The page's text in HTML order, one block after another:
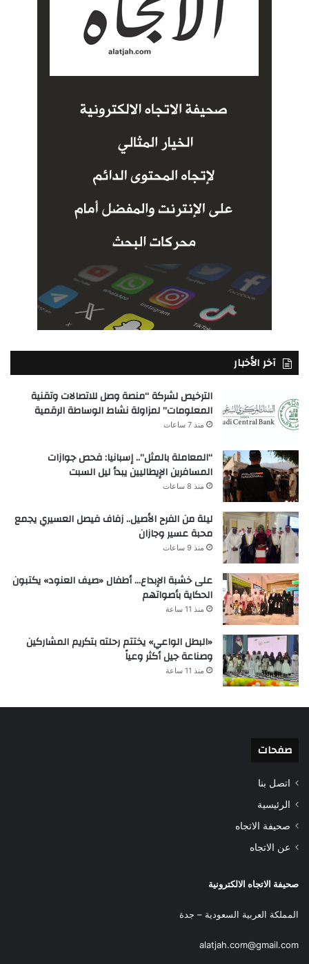
آخر الأخبار
الترخيص لشركة “منصة وصل للاتصالات وتقنية
المعلومات” لمزاولة نشاط الوساطة الرقمية
منذ 7 ساعات
“المعاملة بالمثل”.. إسبانيا: فحص جوازات
المسافرين الإيطاليين يبدأ ليل السبت
منذ 8 ساعات
ليلة من الفرح الأصيل.. زفاف فيصل العسيري يجمع
محبة عسير وجازان
منذ 9 ساعات
على خشبة الإبداع… أطفال «صيف العنود» يكتبون
الحكاية بأصواتهم
منذ 11 ساعة
«البطل الواعي» يختتم رحلته بتكريم المشاركين
وصناعة جيل أكثر وعياً
منذ 11 ساعة
صفحات
اتصل بنا
الرئيسية
صحيفة الاتجاه
عن الاتجاه
صحيفة الاتجاه الالكترونية
المملكة العربية السعودية – جدة
alatjah.com@gmail.com